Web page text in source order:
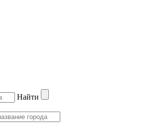
Найти